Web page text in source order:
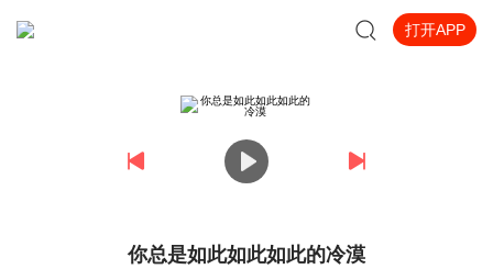
打开APP
你总是如此如此如此的冷漠